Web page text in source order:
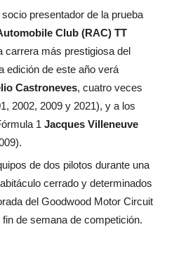
presentador de la prueba
Club (RAC) TT
carrera más prestigiosa del
edición de este año verá
Castroneves, cuatro veces
2002, 2009 y 2021), y a los
1 Jacques Villeneuve
de dos pilotos durante una
cerrado y determinados
del Goodwood Motor Circuit
de semana de competición.